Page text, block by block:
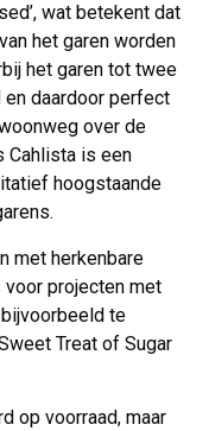
wat betekent dat
het garen worden
het garen tot twee
daardoor perfect
over de
Cahlista is een
hoogstaande
met herkenbare
projecten met
te
Treat of Sugar
op voorraad, maar